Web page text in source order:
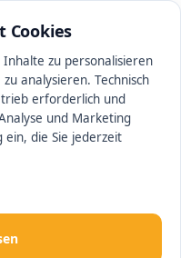
Cookies
zu personalisieren
analysieren. Technisch
erforderlich und
und Marketing
die Sie jederzeit